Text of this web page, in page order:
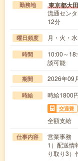
勤務地 東京都大
流通セン
12分
曜日頻度 月・火・
時間
10:00～
談可能
期間 2026年09
時給 時給1800
交通費
全額支給
仕事内容
営業事務
1）配送情
り取り3